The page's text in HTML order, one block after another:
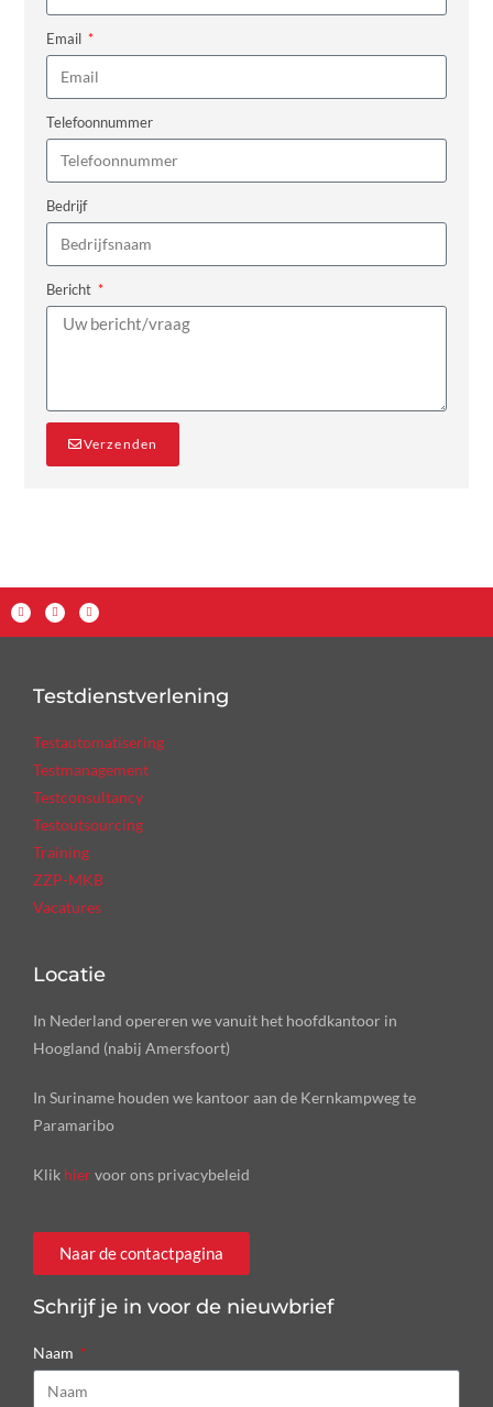
Email
Telefoonnummer
Bedrijf
Bericht
Verzenden
Testdienstverlening
Testautomatisering
Testmanagement
Testconsultancy
Testoutsourcing
Training
ZZP-MKB
Vacatures
Locatie
In Nederland opereren we vanuit het hoofdkantoor in
Hoogland (nabij Amersfoort)
In Suriname houden we kantoor aan de Kernkampweg te
Paramaribo
Klik hiervoor ons privacybeleid
Naar de contactpagina
Schrijf je in voor de nieuwbrief
Naam